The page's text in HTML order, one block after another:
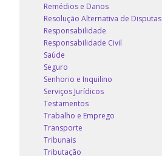
Remédios e Danos
Resolução Alternativa de Disputas
Responsabilidade
Responsabilidade Civil
Saúde
Seguro
Senhorio e Inquilino
Serviços Jurídicos
Testamentos
Trabalho e Emprego
Transporte
Tribunais
Tributação